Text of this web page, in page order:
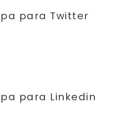
para Twitter
para Linkedin